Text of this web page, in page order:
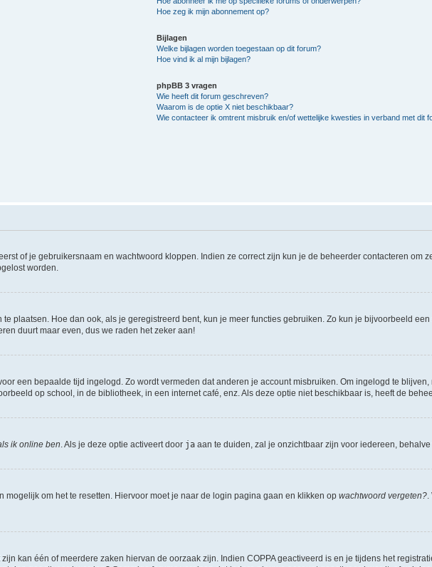
Hoe zeg ik mijn abonnement op?
Bijlagen
Welke bijlagen worden toegestaan op dit forum?
Hoe vind ik al mijn bijlagen?
phpBB 3 vragen
Wie heeft dit forum geschreven?
Waarom is de optie X niet beschikbaar?
Wie contacteer ik omtrent misbruik en/of wettelijke kwesties in verband met dit
of je gebruikersnaam en wachtwoord kloppen. Indien ze correct zijn kun je de beheerder contacteren om
worden.
plaatsen. Hoe dan ook, als je geregistreerd bent, kun je meer functies gebruiken. Zo kun je bijvoorbeeld
duurt maar even, dus we raden het zeker aan!
een bepaalde tijd ingelogd. Zo wordt vermeden dat anderen je account misbruiken. Om ingelogd te
op school, in de bibliotheek, in een internet café, enz. Als deze optie niet beschikbaar is, heeft de
ik online ben . Als je deze optie activeert door ja aan te duiden, zal je onzichtbaar zijn voor iedereen,
om het te resetten. Hiervoor moet je naar de login pagina gaan en klikken op wachtwoord vergeten?
kan één of meerdere zaken hiervan de oorzaak zijn. Indien COPPA geactiveerd is en je tijdens het